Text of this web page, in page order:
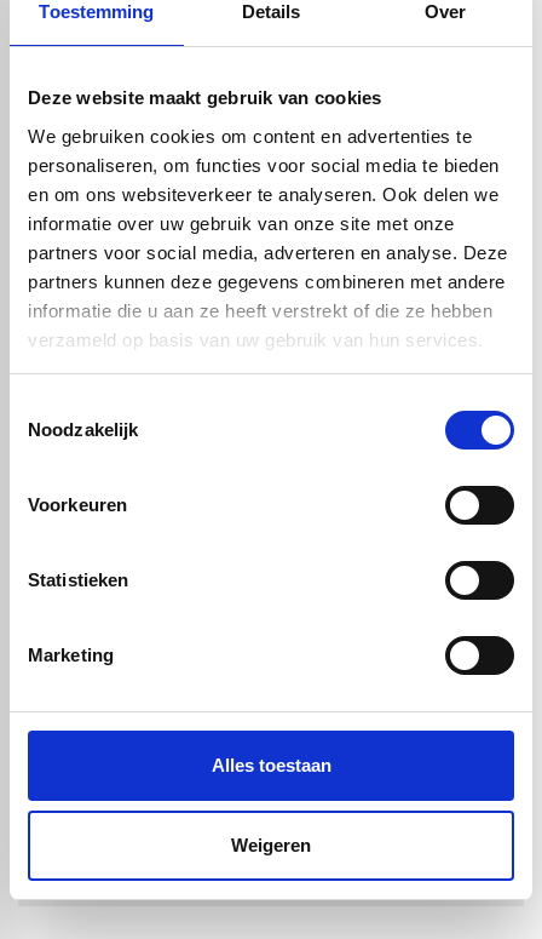
Toestemming Details Over
Deze website maakt gebruik van cookies
We gebruiken cookies om content en advertenties te
personaliseren, om functies voor social media te bieden
en om ons websiteverkeer te analyseren. Ook delen we
informatie over uw gebruik van onze site met onze
partners voor social media, adverteren en analyse. Deze
partners kunnen deze gegevens combineren met andere
informatie die u aan ze heeft verstrekt of die ze hebben
verzameld op basis van uw gebruik van hun services.
Noodzakelijk
Voorkeuren
Statistieken
Marketing
Alles toestaan
Weigeren
Wat PTFE verder bijzonder maakt, is de uitstekende chemische
langdurig inzetbaar, zelfs in intensieve en veeleisende omgevingen.
stabiele en hygiënische toepassing.
In de praktijk wordt PTFE food wit veel gebruikt voor onderdelen
zoals afdichtingen, glijplaten, lagers en transportgeleidingen. Overal
waar voedselveiligheid, lage wrijving en duurzaamheid
samenkomen, is dit materiaal een logische keuze.
Handig om er bij te kopen
volstaf -
PTFE wit FG - XT
€ 750,-gratis bezorgd
check_circle2-5dagen levertijd